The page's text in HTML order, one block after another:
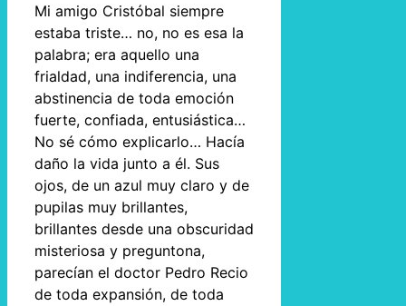
Mi amigo Cristóbal siempre
estaba triste… no, no es esa la
palabra; era aquello una
frialdad, una indiferencia, una
abstinencia de toda emoción
fuerte, confiada, entusiástica…
No sé cómo explicarlo… Hacía
daño la vida junto a él. Sus
ojos, de un azul muy claro y de
pupilas muy brillantes,
brillantes desde una obscuridad
misteriosa y preguntona,
parecían el doctor Pedro Recio
de toda expansión, de toda